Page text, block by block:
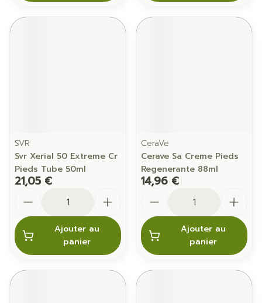
SVR
Svr Xerial 50 Extreme Cr
Pieds Tube 50ml
21,05 €
Ajouter au
panier
CeraVe
Cerave Sa Creme Pieds
Regenerante 88ml
14,96 €
Ajouter au
panier